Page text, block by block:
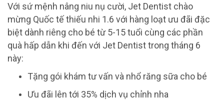
Với sứ mệnh nâng niu nụ cười, Jet Dentist chào
mừng Quốc tế thiếu nhi 1.6 với hàng loạt ưu đãi đặc
biệt dành riêng cho bé từ 5-15 tuổi cùng các phần
quà hấp dẫn khi đến với Jet Dentist trong tháng 6
này:
Tặng gói khám tư vấn và nhổ răng sữa cho bé
Ưu đãi lên tới 35% dịch vụ chỉnh nha